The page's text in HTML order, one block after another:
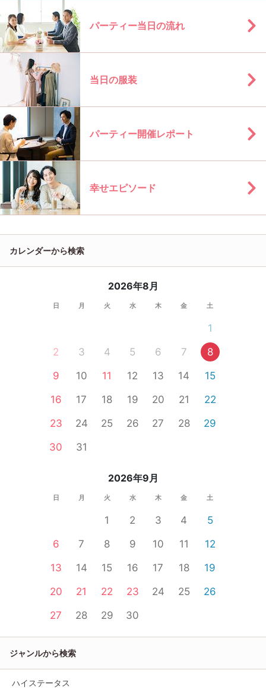
パーティー当日の流れ
当日の服装
パーティー開催レポート
幸せエピソード
カレンダーから検索
2026年8月
日 月 火 水 木 金 土
1
2
3 4 5 6 7
8
9
10 11 12 13 14
15
16
17 18 19 20 21
22
23
24 25 26 27 28
29
30
31
2026年9月
日 月 火 水 木 金 土
1 2 3 4
5
6
7 8 9 10 11
12
13
14 15 16 17 18
19
20
21 22 23 24 25
26
27
28 29 30
ジャンルから検索
ハイステータス